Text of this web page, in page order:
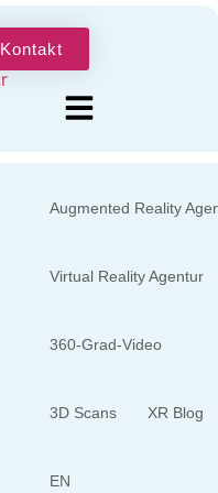
Kontakt
Augmented Reality
Virtual Reality Agentur
360-Grad-Video
3D Scans XR Blog
EN